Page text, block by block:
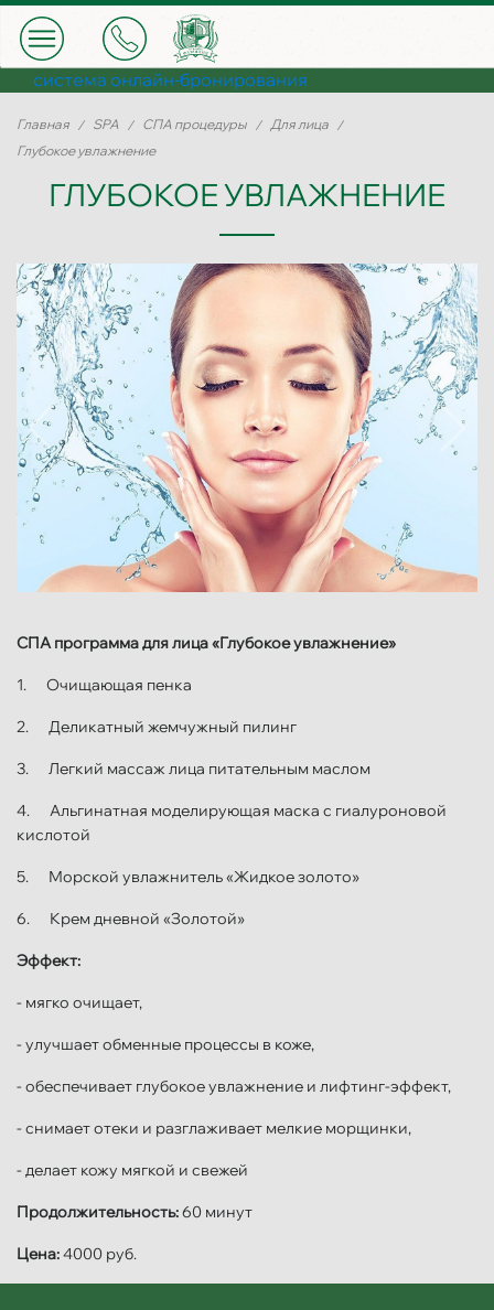
система онлайн-бронирования
Главная SPA СПА процедуры
Для лица
Глубокое увлажнение
ГЛУБОКОЕ УВЛАЖНЕНИЕ
СПА программа для лица «Глубокое увлажнение»
1. Очищающая пенка
2. Деликатный жемчужный пилинг
3. Легкий массаж лица питательным маслом
4. Альгинатная моделирующая маска с гиалуроновой
кислотой
5. Морской увлажнитель «Жидкое золото»
6. Крем дневной «Золотой»
Эффект:
- мягко очищает,
- улучшает обменные процессы в коже,
- обеспечивает глубокое увлажнение и лифтинг-эффект,
- снимает отеки и разглаживает мелкие морщинки,
- делает кожу мягкой и свежей
Продолжительность:60 минут
Цена:4000 руб.